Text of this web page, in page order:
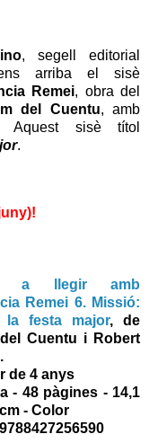
, segell editorial
arriba el sisè
Remei, obra del
del Cuentu, amb
sisè títol
.
a llegir amb
Remei 6. Missió:
la festa major, de
Cuentu i Robert
de 4 anys
- 48 pàgines - 14,1
- Color
9788427256590